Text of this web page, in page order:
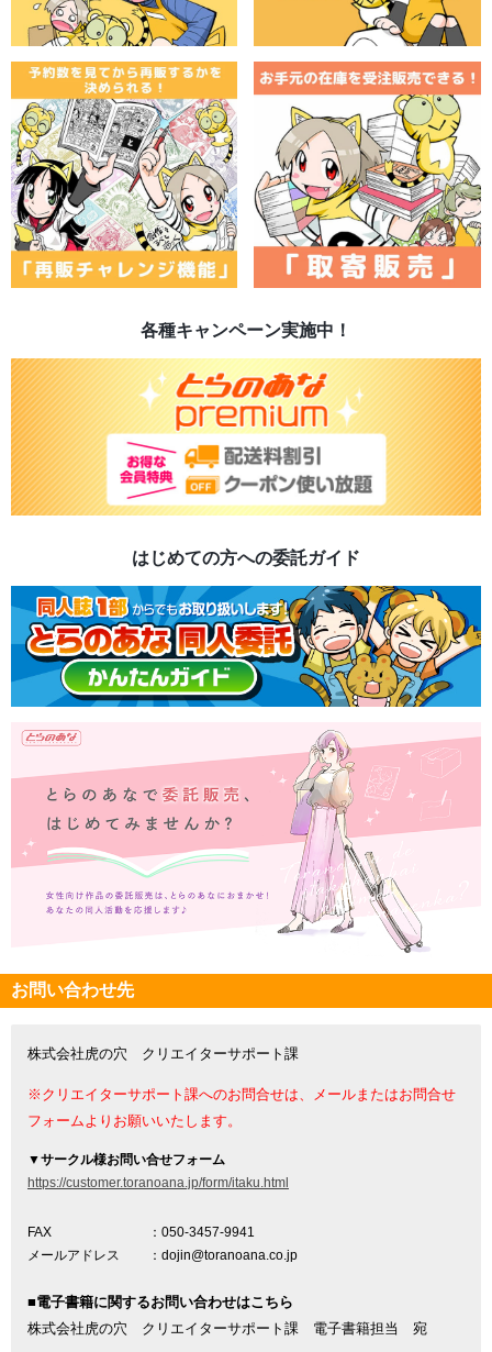
各種キャンペーン実施中！
はじめての方への委託ガイド
お問い合わせ先
株式会社虎の穴 クリエイターサポート課
※クリエイターサポート課へのお問合せは、メールまたはお問合せ
フォームよりお願いいたします。
▼サークル様お問い合せフォーム
https://customer.toranoana.jp/form/itaku.html
FAX
：050-3457-9941
メールアドレス
：dojin@toranoana.co.jp
■電子書籍に関するお問い合わせはこちら
株式会社虎の穴 クリエイターサポート課 電子書籍担当 宛